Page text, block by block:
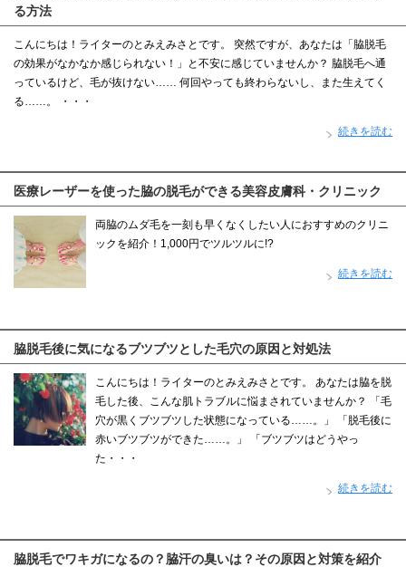
る方法
こんにちは！ライターのとみえみさとです。 突然ですが、あなたは「脇脱毛
の効果がなかなか感じられない！」と不安に感じていませんか？ 脇脱毛へ通
っているけど、毛が抜けない…… 何回やっても終わらないし、また生えてく
る……。 ・・・
続きを読む
医療レーザーを使った脇の脱毛ができる美容皮膚科・クリニック
両脇のムダ毛を一刻も早くなくしたい人におすすめのクリニ
ックを紹介！1,000円でツルツルに!?
続きを読む
脇脱毛後に気になるブツブツとした毛穴の原因と対処法
こんにちは！ライターのとみえみさとです。 あなたは脇を脱
毛した後、こんな肌トラブルに悩まされていませんか？ 「毛
穴が黒くブツブツした状態になっている……。」 「脱毛後に
赤いブツブツができた……。」 「ブツブツはどうやっ
た・・・
続きを読む
脇脱毛でワキガになるの？脇汗の臭いは？その原因と対策を紹介